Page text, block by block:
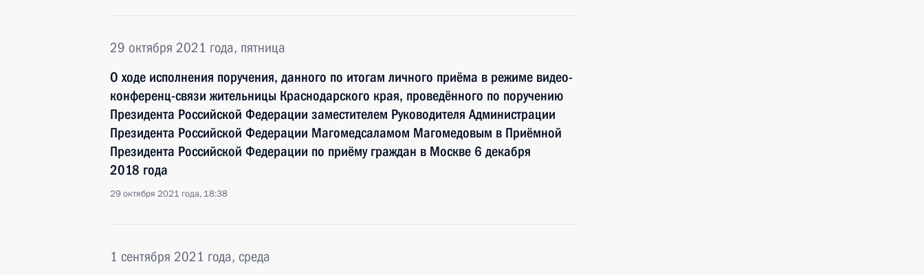
29 октября 2021 года, пятница
О ходе исполнения поручения, данного по итогам личного приёма в режиме видео-
конференц-связи жительницы Краснодарского края, проведённого по поручению
Президента Российской Федерации заместителем Руководителя Администрации
Президента Российской Федерации Магомедсаламом Магомедовым в Приёмной
Президента Российской Федерации по приёму граждан в Москве 6 декабря
2018 года
29 октября 2021 года, 18:38
1 сентября 2021 года, среда